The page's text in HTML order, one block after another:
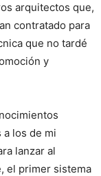
arquitectos que,
contratado para
que no tardé
y
los de mi
lanzar al
el primer sistema